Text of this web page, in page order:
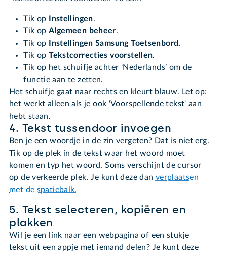
Tik op Instellingen.
Tik opAlgemeen beheer.
Tik op
Instellingen Samsung Toetsenbord.
Tik opTekstcorrecties voorstellen.
Tik op het schuifje achter ‘Nederlands’ om de
functie aan te zetten.
Het schuifje gaat naar rechts en kleurt blauw. Let op:
het werkt alleen als je ook 'Voorspellende tekst' aan
hebt staan.
4. Tekst tussendoor invoegen
Ben je een woordje in de zin vergeten? Dat is niet erg.
Tik op de plek in de tekst waar het woord moet
komen en typ het woord. Soms verschijnt de cursor
op de verkeerde plek. Je kunt deze dan verplaatsen
met de spatiebalk.
5. Tekst selecteren, kopiëren en
plakken
Wil je een link naar een webpagina of een stukje
tekst uit een appje met iemand delen? Je kunt deze